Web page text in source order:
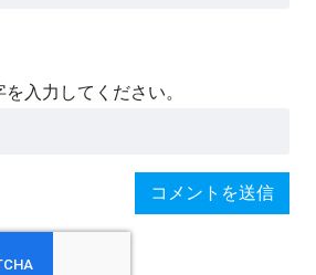
を入力してください。